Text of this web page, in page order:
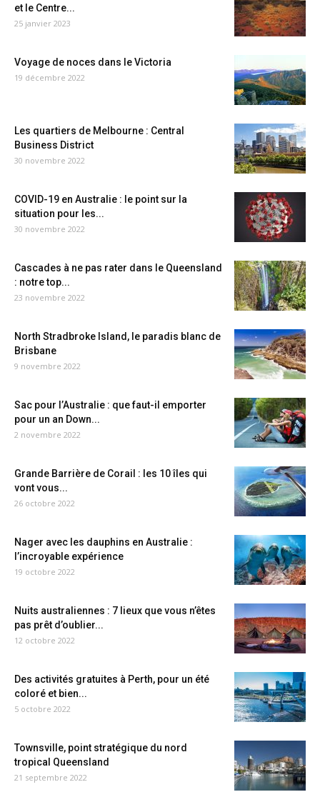
et le Centre...
25 janvier 2023
Voyage de noces dans le Victoria
19 décembre 2022
Les quartiers de Melbourne : Central
Business District
30 novembre 2022
COVID-19 en Australie : le point sur la
situation pour les...
30 novembre 2022
Cascades à ne pas rater dans le Queensland
: notre top...
23 novembre 2022
North Stradbroke Island, le paradis blanc de
Brisbane
9 novembre 2022
Sac pour l’Australie : que faut-il emporter
pour un an Down...
2 novembre 2022
Grande Barrière de Corail : les 10 îles qui
vont vous...
26 octobre 2022
Nager avec les dauphins en Australie :
l’incroyable expérience
19 octobre 2022
Nuits australiennes : 7 lieux que vous n’êtes
pas prêt d’oublier...
12 octobre 2022
Des activités gratuites à Perth, pour un été
coloré et bien...
5 octobre 2022
Townsville, point stratégique du nord
tropical Queensland
21 septembre 2022